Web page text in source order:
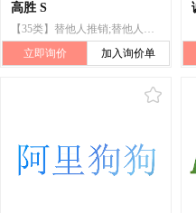
高胜 S
【35类】替他人推销;替他人采购(替其他企业购买商品或服务)
立即询价
加入询价单